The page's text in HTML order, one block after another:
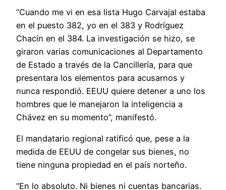
“Cuando me vi en esa lista Hugo Carvajal estaba
en el puesto 382, yo en el 383 y Rodríguez
Chacín en el 384. La investigación se hizo, se
giraron varias comunicaciones al Departamento
de Estado a través de la Cancillería, para que
presentara los elementos para acusarnos y
nunca respondió. EEUU quiere detener a uno los
hombres que le manejaron la inteligencia a
Chávez en su momento”, manifestó.
El mandatario regional ratificó que, pese a la
medida de EEUU de congelar sus bienes, no
tiene ninguna propiedad en el país norteño.
“En lo absoluto. Ni bienes ni cuentas bancarias.